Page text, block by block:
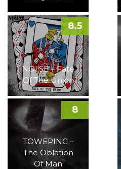
NOI!SE – Fate
Of The Union
8.5
TOWERING –
The Oblation
Of Man
8